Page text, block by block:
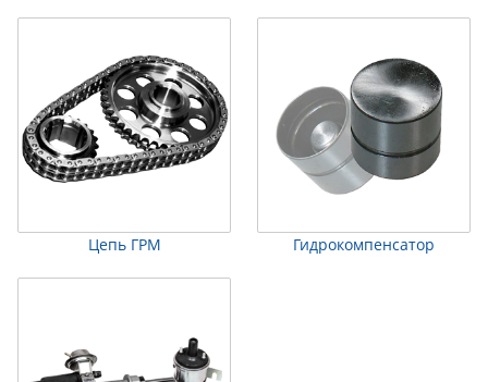
Цепь ГРМ Гидрокомпенсатор